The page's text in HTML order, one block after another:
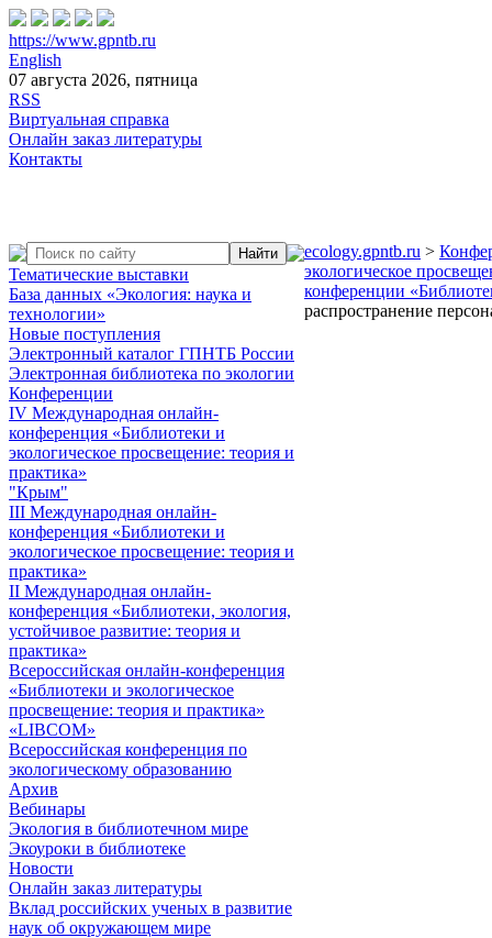
https://www.gpntb.ru
English
07 августа 2026, пятница
RSS
Виртуальная справка
Онлайн заказ литературы
Контакты
Тематические выставки
База данных «Экология: наука и
технологии»
Новые поступления
Электронный каталог ГПНТБ России
Электронная библиотека по экологии
Конференции
IV Международная онлайн-
конференция «Библиотеки и
экологическое просвещение: теория и
практика»
"Крым"
III Международная онлайн-
конференция «Библиотеки и
экологическое просвещение: теория и
практика»
II Международная онлайн-
конференция «Библиотеки, экология,
устойчивое развитие: теория и
практика»
Всероссийская онлайн-конференция
«Библиотеки и экологическое
просвещение: теория и практика»
«LIBCOM»
Всероссийская конференция по
экологическому образованию
Архив
Вебинары
Экология в библиотечном мире
Экоуроки в библиотеке
Новости
Онлайн заказ литературы
Вклад российских ученых в развитие
наук об окружающем мире
ecology.gpntb.ru >
экологическое
конференции
распространение